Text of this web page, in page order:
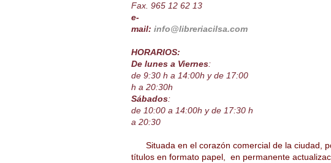
Fax. 965 12 62 13
e-
mail: info@libreriacilsa.com
HORARIOS:
De lunes a Viernes:
de 9:30 h a 14:00h y de 17:00
h a 20:30h
Sábados:
de 10:00 a 14:00h y de 17:30 h
a 20:30
Situada en el corazón comercial de la ciudad,
títulos en formato papel, en permanente